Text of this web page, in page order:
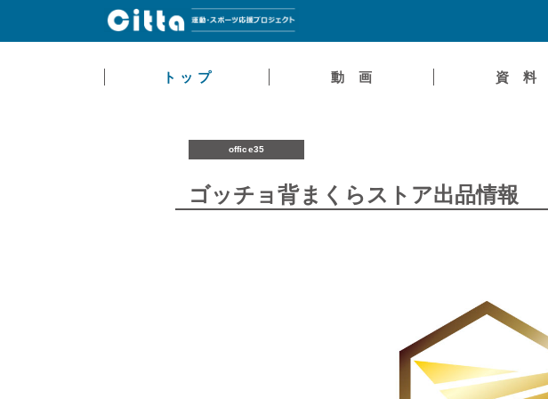
ト ッ プ 動 画 資 料
office35
ゴッチョ背まくらストア出品情報